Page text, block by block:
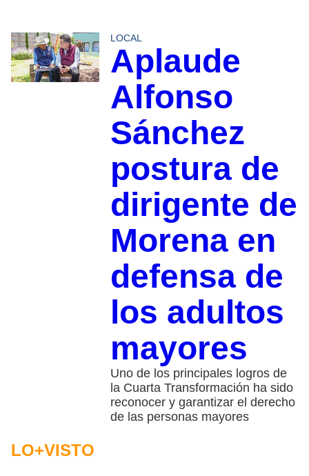
LOCAL
Aplaude
Alfonso
Sánchez
postura de
dirigente de
Morena en
defensa de
los adultos
mayores
Uno de los principales logros de
la Cuarta Transformación ha sido
reconocer y garantizar el derecho
de las personas mayores
LO+VISTO